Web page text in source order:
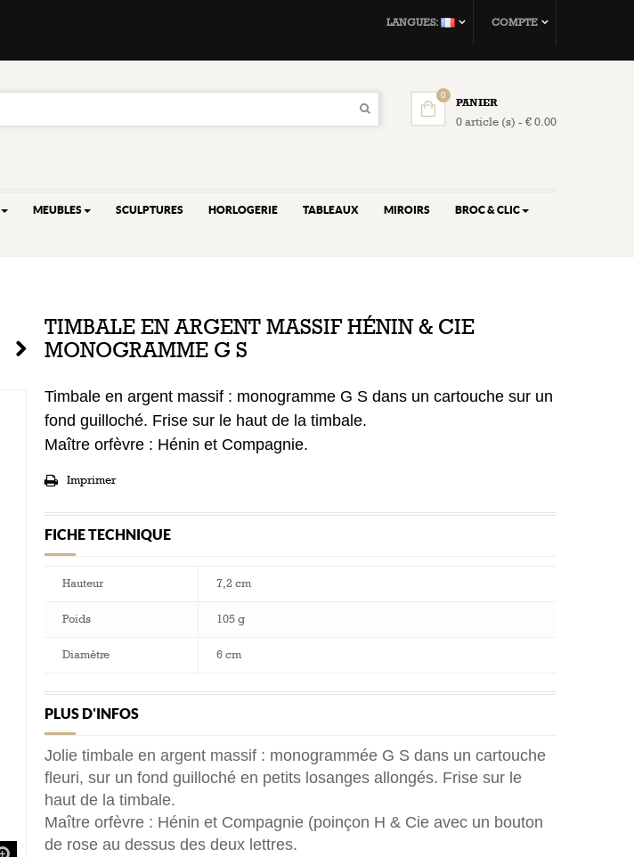
COMPTE
LANGUES:
PANIER
0 article (s) - € 0.00
0
MEUBLES SCULPTURES HORLOGERIE TABLEAUX MIROIRS BROC & CLIC
TIMBALE EN ARGENT MASSIF HÉNIN & CIE
MONOGRAMME G S
Timbale en argent massif : monogramme G S dans un cartouche sur un
fond guilloché. Frise sur le haut de la timbale.
Maître orfèvre : Hénin et Compagnie.
Imprimer
FICHE TECHNIQUE
Hauteur 7,2 cm
Poids 105 g
Diamètre 6 cm
PLUS D'INFOS
Jolie timbale en argent massif : monogrammée G S dans un cartouche
fleuri, sur un fond guilloché en petits losanges allongés. Frise sur le
haut de la timbale.
Maître orfèvre : Hénin et Compagnie (poinçon H & Cie avec un bouton
de rose au dessus des deux lettres.